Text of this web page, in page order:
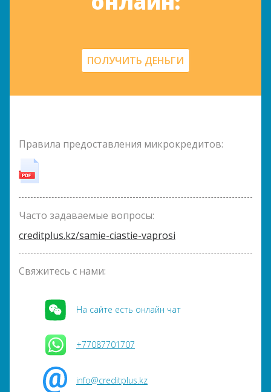
ПОЛУЧИТЬ ДЕНЬГИ
Правила предоставления микрокредитов:
Часто задаваемые вопросы:
creditplus.kz/samie-ciastie-vaprosi
Свяжитесь с нами:
На сайте есть онлайн чат
+77087701707
info@creditplus.kz